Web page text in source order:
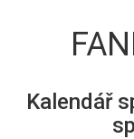
Kalendář